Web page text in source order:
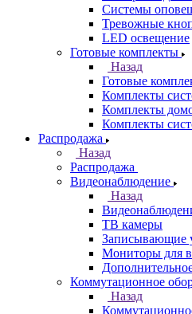
Системы
Тревожные
LED освещение
Готовые комплекты
Назад
Готовые
Комплекты
Комплекты
Комплекты
Распродажа
Назад
Распродажа
Видеонаблюдение
Назад
ТВ камеры
Записывающие
Мониторы для
Коммутационное
Назад